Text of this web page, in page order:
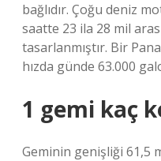
bağlıdır. Çoğu deniz
saatte 23 ila 28 mil
tasarlanmıştır. Bir
hızda günde 63.000
1 gemi kaç
Geminin genişliği 61,5